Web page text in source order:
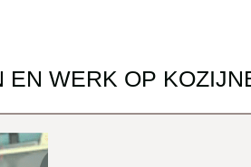
EN WERK OP